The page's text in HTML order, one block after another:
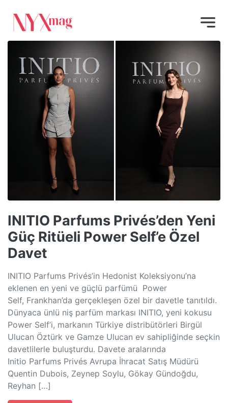
INITIO Parfums Privés’den Yeni
Güç Ritüeli Power Self’e Özel
Davet
INITIO Parfums Privés’in Hedonist Koleksiyonu’na
eklenen en yeni ve güçlü parfümü Power
Self, Frankhan’da gerçekleşen özel bir davetle tanıtıldı.
Dünyaca ünlü niş parfüm markası INITIO, yeni kokusu
Power Self’i, markanın Türkiye distribütörleri Birgül
Ulucan Öztürk ve Gamze Ulucan ev sahipliğinde seçkin
davetlilerle buluşturdu. Davete aralarında
Initio Parfums Privés Avrupa İhracat Satış Müdürü
Quentin Dubois, Zeynep Soylu, Gökay Gündoğdu,
Reyhan […]